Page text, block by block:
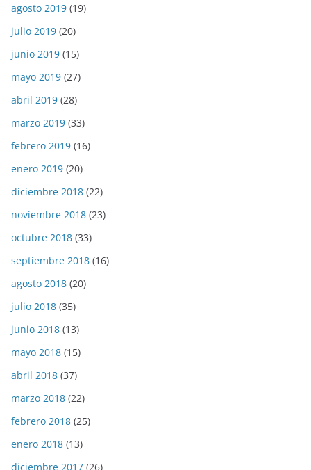
agosto 2019 (19)
julio 2019 (20)
junio 2019 (15)
mayo 2019 (27)
abril 2019 (28)
marzo 2019 (33)
febrero 2019 (16)
enero 2019 (20)
diciembre 2018 (22)
noviembre 2018 (23)
octubre 2018 (33)
septiembre 2018 (16)
agosto 2018 (20)
julio 2018 (35)
junio 2018 (13)
mayo 2018 (15)
abril 2018 (37)
marzo 2018 (22)
febrero 2018 (25)
enero 2018 (13)
diciembre 2017 (26)